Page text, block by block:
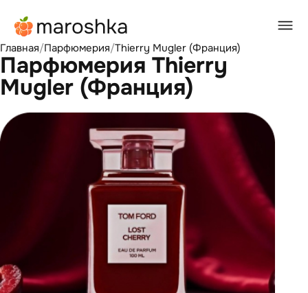
Главная/Парфюмерия/Thierry Mugler (Франция)
Парфюмерия Thierry
Mugler (Франция)